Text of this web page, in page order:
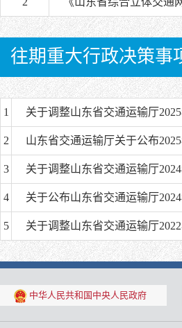
往期重大行政决策事
1 关于调整山东省交通运输厅
2 山东省交通运输厅关于公布
3 关于调整山东省交通运输厅
4 关于公布山东省交通运输厅
5 关于调整山东省交通运输厅
中华人民共和国中央人民政府